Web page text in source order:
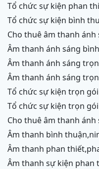
tổ chức sự kiện phan thiết,phang rang,ninh chữ,vĩnh
hy,cam ranh
tổ chức sự kiện bình
cho thuê âm thanh ánh sáng phan thiết,phang
rang,ninh chữ,vĩnh
âm thanh ánh sáng bình thuận,ninh thuận,ninh
chữ,vĩnh hy,cam ranh
âm thanh ánh sáng trọn gói phan thiết, phang
rang,cam ranh
âm thanh ánh sáng
tổ chức sự kiện trọn
tổ chức sự kiện trọn
cho thuê âm thanh ánh sáng bình thuận,ninh
thuận,ninh chữ,vĩnh
âm thanh bình
âm thanh phan thiết,phang rang,ninh chữ,vĩnh hy, cam
ranh
âm thanh sự kiện